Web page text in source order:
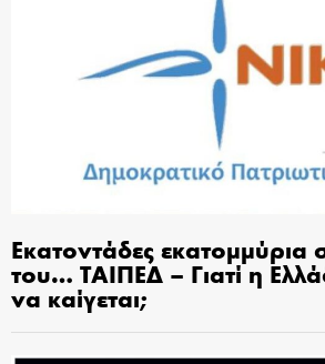
Εκατοντάδες
του… ΤΑΙΠΕΔ – Γιατί η
να καίγεται;